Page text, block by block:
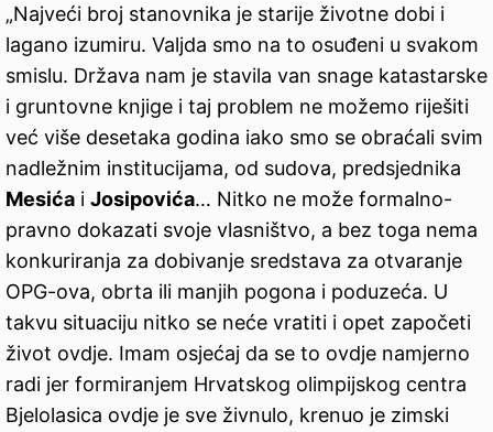
„Najveći broj stanovnika je starije životne dobi i
lagano izumiru. Valjda smo na to osuđeni u svakom
smislu. Država nam je stavila van snage katastarske
i gruntovne knjige i taj problem ne možemo riješiti
već više desetaka godina iako smo se obraćali svim
nadležnim institucijama, od sudova, predsjednika
Mesića i Josipovića… Nitko ne može formalno-
pravno dokazati svoje vlasništvo, a bez toga nema
konkuriranja za dobivanje sredstava za otvaranje
OPG-ova, obrta ili manjih pogona i poduzeća. U
takvu situaciju nitko se neće vratiti i opet započeti
život ovdje. Imam osjećaj da se to ovdje namjerno
radi jer formiranjem Hrvatskog olimpijskog centra
Bjelolasica ovdje je sve živnulo, krenuo je zimski